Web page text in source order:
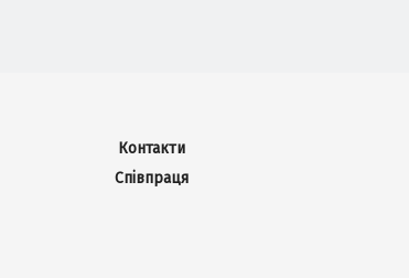
Контакти
Співпраця